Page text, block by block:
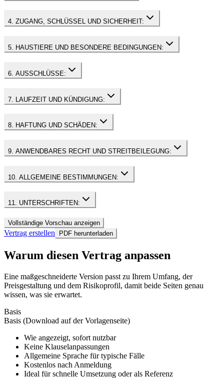
4. ZUGANG, SCHLÜSSEL UND SICHERHEIT:
5. HAUSTIERE UND BESONDERE BEDINGUNGEN:
6. AUSSCHLÜSSE:
7. LAUFZEIT UND KÜNDIGUNG:
8. HAFTUNG UND SCHÄDEN:
9. ANWENDBARES RECHT UND STREITBEILEGUNG:
10. ALLGEMEINE BESTIMMUNGEN:
11. UNTERSCHRIFTEN:
Vollständige Vorschau anzeigen
Vertrag erstellen PDF herunterladen
Warum diesen Vertrag anpassen
Eine maßgeschneiderte Version passt zu Ihrem Umfang, der
Preisgestaltung und dem Risikoprofil, damit beide Seiten genau
wissen, was sie erwartet.
Basis
Basis (Download auf der Vorlagenseite)
Wie angezeigt, sofort nutzbar
Keine Klauselanpassungen
Allgemeine Sprache für typische Fälle
Kostenlos nach Anmeldung
Ideal für schnelle Umsetzung oder als Referenz